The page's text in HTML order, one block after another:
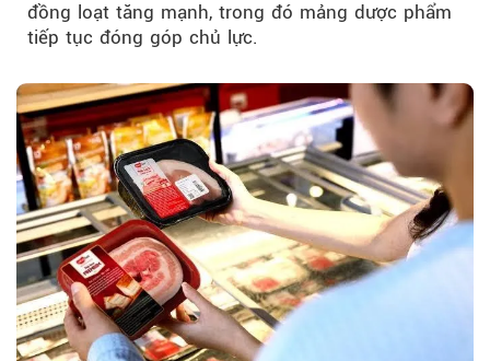
đồng loạt tăng mạnh, trong đó mảng dược phẩm
tiếp tục đóng góp chủ lực.